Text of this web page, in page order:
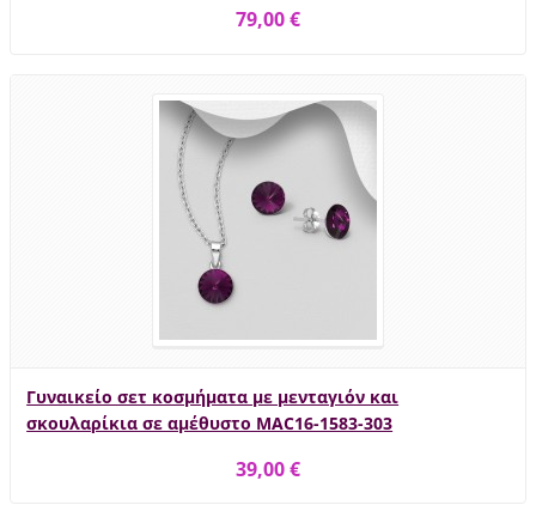
79,00 €
Γυναικείο σετ κοσμήματα με μενταγιόν και
σκουλαρίκια σε αμέθυστο MAC16-1583-303
39,00 €